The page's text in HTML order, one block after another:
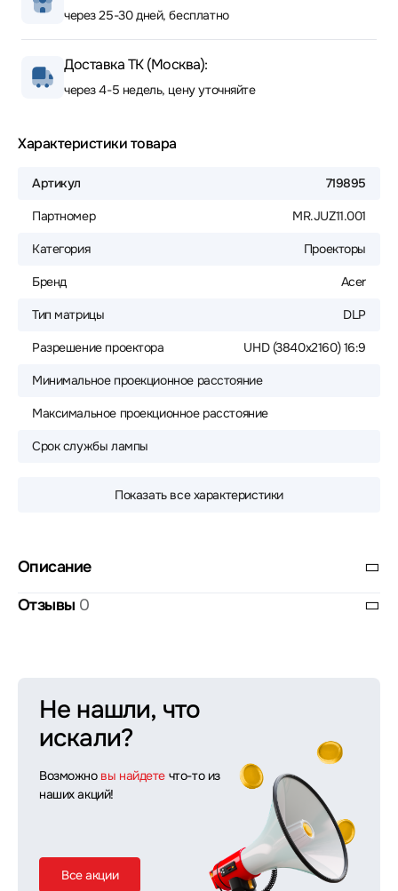
через 25-30 дней, бесплатно
Доставка ТК (Москва):
через 4-5 недель, цену уточняйте
Характеристики товара
Артикул 719895
Партномер MR.JUZ11.001
Категория Проекторы
Бренд Acer
Тип матрицы DLP
Разрешение проектора UHD (3840x2160) 16:9
Минимальное проекционное расстояние
Максимальное проекционное расстояние
Срок службы лампы
Показать все характеристики
Описание
Отзывы 0
Не нашли, что
искали?
Возможно вы найдете что-то из
наших акций!
Все акции